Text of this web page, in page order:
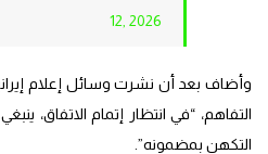
12, 2026
وأضاف بعد أن نشرت وسائل إعلام
التفاهم، “في انتظار إتمام الاتفاق،
التكهن بمضمونه”.